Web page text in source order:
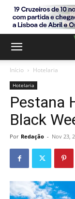
Início Hotelaria
Hotelaria
Pestana
Black
Por Redação - Nov 23,